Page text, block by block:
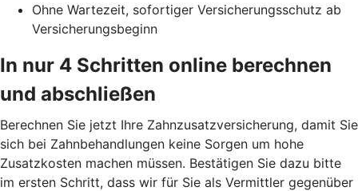
Ohne Wartezeit, sofortiger Versicherungsschutz ab
Versicherungsbeginn
In nur 4 Schritten online berechnen
und abschließen
Berechnen Sie jetzt Ihre Zahnzusatzversicherung, damit Sie
sich bei Zahnbehandlungen keine Sorgen um hohe
Zusatzkosten machen müssen. Bestätigen Sie dazu bitte
im ersten Schritt, dass wir für Sie als Vermittler gegenüber